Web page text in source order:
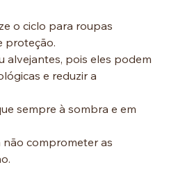
o ciclo para roupas
proteção.
alvejantes, pois eles podem
e reduzir a
sempre à sombra e em
comprometer as